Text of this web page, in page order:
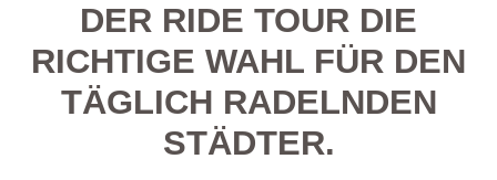
ER RIDE TOUR DIE R
ICHTIGE WAHL FÜR DEN T
ÄGLICH RADELNDEN S
TÄDTER.